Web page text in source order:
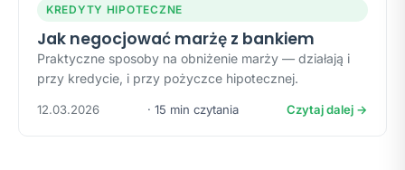
KREDYTY HIPOTECZNE
Jak negocjować marżę z bankiem
Praktyczne sposoby na obniżenie marży — działają i
przy kredycie, i przy pożyczce hipotecznej.
12.03.2026 · 15 min czytania Czytaj dalej →